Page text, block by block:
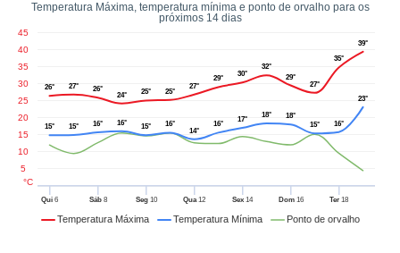
a este
das
e
forma
digital
ou
Temperatura Máxima, temperatura mínima e ponto de orvalho para os
próximos 14 dias
Temperatura Máxima Temperatura Mínima Ponto de orvalho
Qui 6 Sáb8 Seg10 Qua12 Sex 14 Dom16 Ter 18
5
10
15
20
25
30
35
40
45
°C
26° 27° 26°
24° 25° 25°
27°
29°
30°
32°
29°
27°
35°
39°
15° 15° 16° 16° 15°
16°
14°
16°
17°
18°
18°
15°
16°
23°